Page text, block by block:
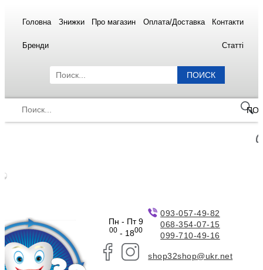
Головна Знижки Про магазин Оплата/Доставка Контакти
Бренди Статті
ПОИСК
Пн - Пт 9
00- 1800
093-057-49-82
068-354-07-15
099-710-49-16
shop32shop@ukr.net